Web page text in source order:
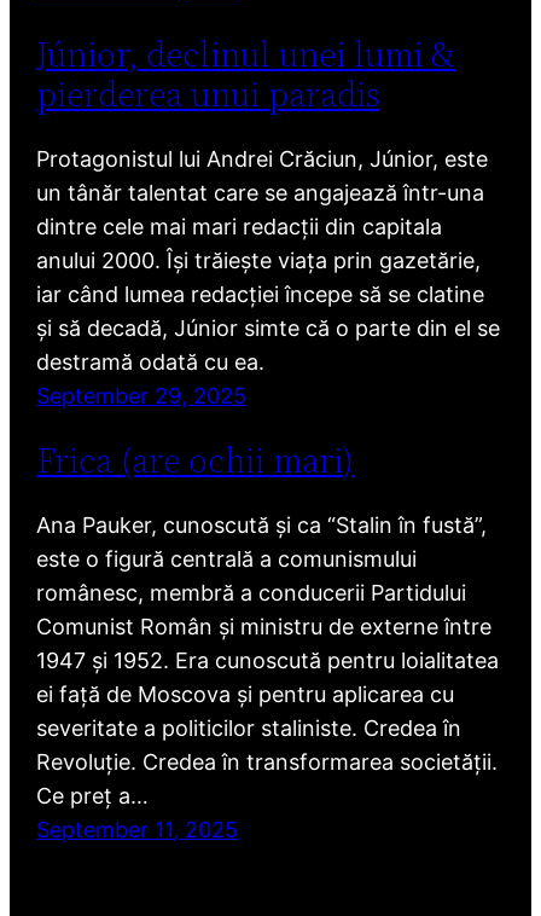
Júnior, declinul unei lumi &
pierderea unui paradis
Protagonistul lui Andrei Crăciun, Júnior, este
un tânăr talentat care se angajează într-una
dintre cele mai mari redacții din capitala
anului 2000. Își trăiește viața prin gazetărie,
iar când lumea redacției începe să se clatine
și să decadă, Júnior simte că o parte din el se
destramă odată cu ea.
September 29, 2025
Frica (are ochii mari)
Ana Pauker, cunoscută și ca “Stalin în fustă”,
este o figură centrală a comunismului
românesc, membră a conducerii Partidului
Comunist Român și ministru de externe între
1947 și 1952. Era cunoscută pentru loialitatea
ei față de Moscova și pentru aplicarea cu
severitate a politicilor staliniste. Credea în
Revoluție. Credea în transformarea societății.
Ce preț a…
September 11, 2025